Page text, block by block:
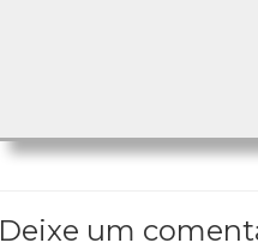
Deixe um